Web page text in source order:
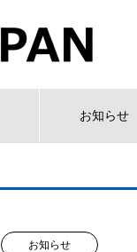
お知らせ
お知らせ